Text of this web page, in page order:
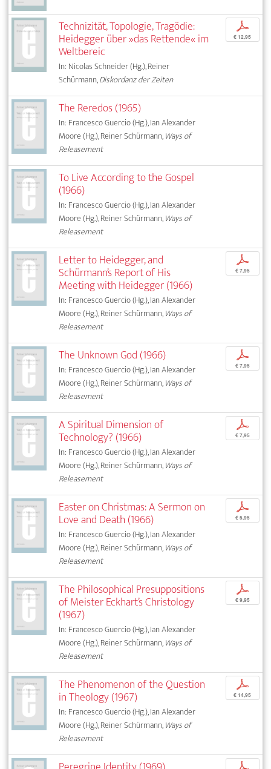
Technizität, Topologie, Tragödie:
Heidegger über »das Rettende« im
Weltbereic
In: Nicolas Schneider (Hg.), Reiner
Schürmann,Diskordanz der Zeiten
p
€ 12,95
The Reredos (1965)
In: Francesco Guercio (Hg.), Ian Alexander
Moore (Hg.), Reiner Schürmann,Ways of
Releasement
To Live According to the Gospel
(1966)
In: Francesco Guercio (Hg.), Ian Alexander
Moore (Hg.), Reiner Schürmann,Ways of
Releasement
Letter to Heidegger, and
Schürmann’s Report of His
Meeting with Heidegger (1966)
In: Francesco Guercio (Hg.), Ian Alexander
Moore (Hg.), Reiner Schürmann,Ways of
Releasement
p
€ 7,95
The Unknown God (1966)
In: Francesco Guercio (Hg.), Ian Alexander
Moore (Hg.), Reiner Schürmann,Ways of
Releasement
p
€ 7,95
A Spiritual Dimension of
Technology? (1966)
In: Francesco Guercio (Hg.), Ian Alexander
Moore (Hg.), Reiner Schürmann,Ways of
Releasement
p
€ 7,95
Easter on Christmas: A Sermon on
Love and Death (1966)
In: Francesco Guercio (Hg.), Ian Alexander
Moore (Hg.), Reiner Schürmann,Ways of
Releasement
p
€ 5,95
The Philosophical Presuppositions
of Meister Eckhart’s Christology
(1967)
In: Francesco Guercio (Hg.), Ian Alexander
Moore (Hg.), Reiner Schürmann,Ways of
Releasement
p
€ 9,95
The Phenomenon of the Question
in Theology (1967)
In: Francesco Guercio (Hg.), Ian Alexander
Moore (Hg.), Reiner Schürmann,Ways of
Releasement
p
€ 14,95